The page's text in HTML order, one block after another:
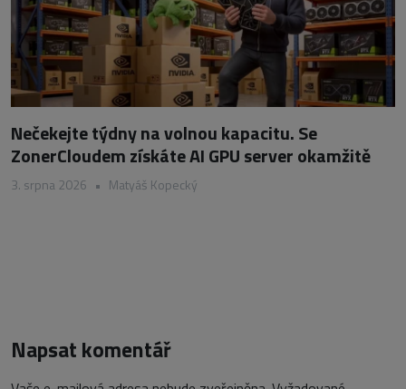
Nečekejte týdny na volnou kapacitu. Se
ZonerCloudem získáte AI GPU server okamžitě
3. srpna 2026 • Matyáš Kopecký
Napsat komentář